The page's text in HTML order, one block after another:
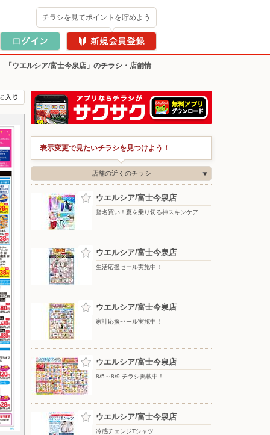
チラシを見てポイントを貯めよう
「ウエルシア/富士今泉店」のチラシ・店舗情
表示変更で見たいチラシを見つけよう！
店舗の近くのチラシ
ウエルシア/富士今泉店
指名買い！夏を乗り切る神スキンケア
ウエルシア/富士今泉店
生活応援セール実施中！
ウエルシア/富士今泉店
家計応援セール実施中！
ウエルシア/富士今泉店
8/5～8/9 チラシ掲載中！
ウエルシア/富士今泉店
冷感チェンジTシャツ